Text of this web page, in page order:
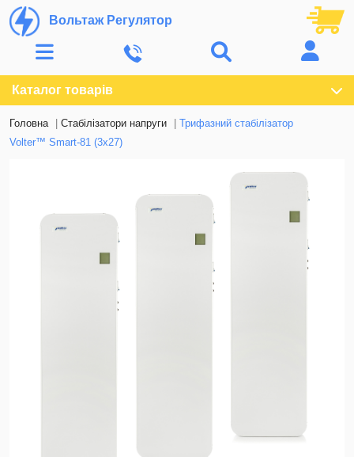
Вольтаж Регулятор
Каталог товарів
Головна Стабілізатори напруги
Трифазний стабілізатор
Volter™ Smart-81 (3х27)